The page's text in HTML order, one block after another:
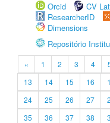
Orcid
CV
ResearcherID
Dimensions
Repositório
« 1 2 3 4
13
14 15 16
24
25 26 27
35
36 37 38